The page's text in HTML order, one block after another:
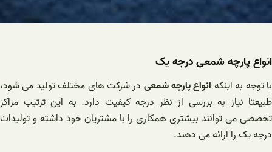
انواع پارچه شمعی درجه یک
با توجه به اینکه انواع پارچه شمعی در شرکت های مختلف تولید می شود،
طبیعتا نیاز به بررسی از نظر درجه کیفیت دارد. به این ترتیب مراکز
تخصصی می توانند بیشتری همکاری را با مشتریان خود داشته و تولیدات
درجه یک را ارائه می دهند.